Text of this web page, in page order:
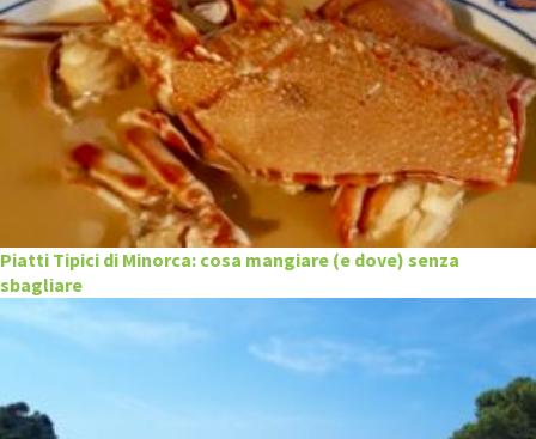
Piatti Tipici di Minorca: cosa mangiare (e dove) senza
sbagliare